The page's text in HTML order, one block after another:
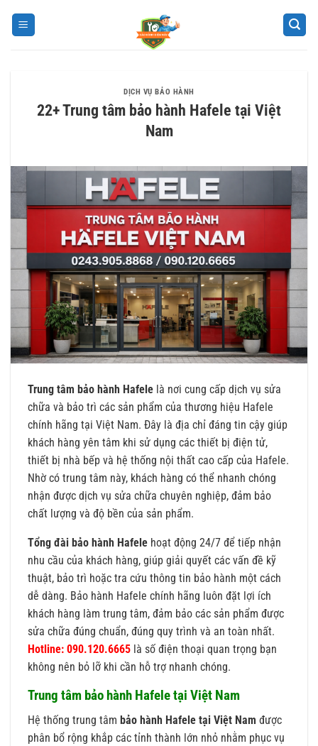
DỊCH VỤ BẢO HÀNH
22+ Trung tâm bảo hành Hafele tại Việt
Nam
Trung tâm bảo hành Hafele là nơi cung cấp dịch vụ sửa
chữa và bảo trì các sản phẩm của thương hiệu Hafele
chính hãng tại Việt Nam. Đây là địa chỉ đáng tin cậy giúp
khách hàng yên tâm khi sử dụng các thiết bị điện tử,
thiết bị nhà bếp và hệ thống nội thất cao cấp của Hafele.
Nhờ có trung tâm này, khách hàng có thể nhanh chóng
nhận được dịch vụ sửa chữa chuyên nghiệp, đảm bảo
chất lượng và độ bền của sản phẩm.
Tổng đài bảo hành Hafele hoạt động 24/7 để tiếp nhận
nhu cầu của khách hàng, giúp giải quyết các vấn đề kỹ
thuật, bảo trì hoặc tra cứu thông tin bảo hành một cách
dễ dàng. Bảo hành Hafele chính hãng luôn đặt lợi ích
khách hàng làm trung tâm, đảm bảo các sản phẩm được
sửa chữa đúng chuẩn, đúng quy trình và an toàn nhất.
Hotline: 090.120.6665 là số điện thoại quan trọng bạn
không nên bỏ lỡ khi cần hỗ trợ nhanh chóng.
Trung tâm bảo hành Hafele tại Việt Nam
Hệ thống trung tâm bảo hành Hafele tại Việt Nam được
phân bổ rộng khắp các tỉnh thành lớn nhỏ nhằm phục vụ